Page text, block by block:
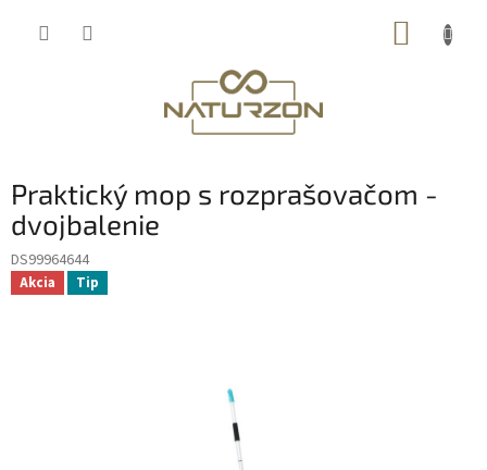
Praktický mop s rozprašovačom -
dvojbalenie
DS99964644
Akcia Tip